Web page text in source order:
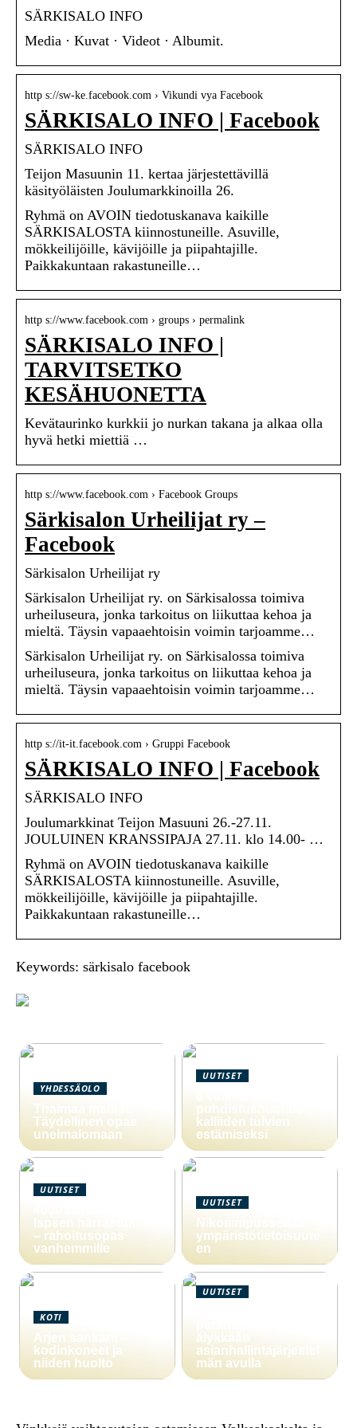
SÄRKISALO INFO
Media · Kuvat · Videot · Albumit.
http s://sw-ke.facebook.com › Vikundi vya Facebook
SÄRKISALO INFO | Facebook
SÄRKISALO INFO
Teijon Masuunin 11. kertaa järjestettävillä
käsityöläisten Joulumarkkinoilla 26.
Ryhmä on AVOIN tiedotuskanava kaikille
SÄRKISALOSTA kiinnostuneille. Asuville,
mökkeilijöille, kävijöille ja piipahtajille.
Paikkakuntaan rakastuneille…
http s://www.facebook.com › groups › permalink
SÄRKISALO INFO |
TARVITSETKO
KESÄHUONETTA
Kevätaurinko kurkkii jo nurkan takana ja alkaa olla
hyvä hetki miettiä …
http s://www.facebook.com › Facebook Groups
Särkisalon Urheilijat ry –
Facebook
Särkisalon Urheilijat ry
Särkisalon Urheilijat ry. on Särkisalossa toimiva
urheiluseura, jonka tarkoitus on liikuttaa kehoa ja
mieltä. Täysin vapaaehtoisin voimin tarjoamme…
Särkisalon Urheilijat ry. on Särkisalossa toimiva
urheiluseura, jonka tarkoitus on liikuttaa kehoa ja
mieltä. Täysin vapaaehtoisin voimin tarjoamme…
http s://it-it.facebook.com › Gruppi Facebook
SÄRKISALO INFO | Facebook
SÄRKISALO INFO
Joulumarkkinat Teijon Masuuni 26.-27.11.
JOULUINEN KRANSSIPAJA 27.11. klo 14.00- …
Ryhmä on AVOIN tiedotuskanava kaikille
SÄRKISALOSTA kiinnostuneille. Asuville,
mökkeilijöille, kävijöille ja piipahtajille.
Paikkakuntaan rakastuneille…
Keywords: särkisalo facebook
YHDESSÄOLO
Thaimaa matkat:
Täydellinen opas
unelmalomaan
UUTISET
puhdistushuoltoon
kalliiden tulvien
estämiseksi
UUTISET
lapsen harrastuksiin
– rahoitusopas
vanhemmille
UUTISET
Nikotiinipusseista
ympäristötietoisuute
en
KOTI
Arjen sankarit –
kodinkoneet ja
niiden huolto
UUTISET
älykkään
asianhallintajärjestel
män avulla